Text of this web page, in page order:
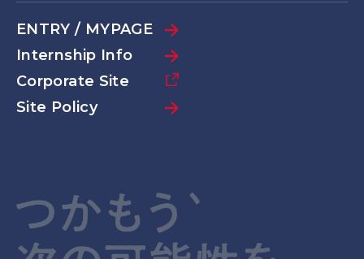
ENTRY / MYPAGE
Internship Info
Corporate Site
Site Policy